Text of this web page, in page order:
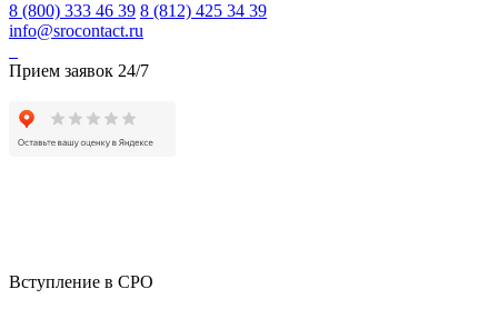
8 (800) 333 46 39 8 (812) 425 34 39
info@srocontact.ru
Прием заявок 24/7
Вступление в СРО